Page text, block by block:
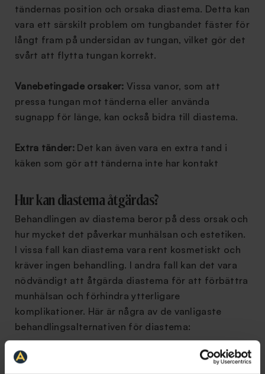
tändernas position och orsaka diastema. Detta kan
vara ett särskilt problem om tungbandet fäster för
långt fram på undersidan av tungan, vilket gör det
svårt att flytta tungan korrekt.
Vanebetingade orsaker: Vissa vanor, som att
pressa tungan mot tänderna eller använda
sugnapp för länge, kan också bidra till diastema.
Extra tänder:Det kan även vara en extra tand i
käken som gör att tänderna inte har kontakt
Hur kan diastema åtgärdas?
Behandlingen av diastema beror på dess orsak och
hur mycket det påverkar munhälsan och estetiken.
I vissa fall kan diastema vara rent kosmetiskt och
kräver ingen behandling. I andra fall kan det vara
nödvändigt att åtgärda diastema för att förbättra
munhälsan och förhindra ytterligare
komplikationer. Här är några av de vanligaste
behandlingsalternativen för diastema:
Tandreglering:
I vissa fall kan diastema åtgärdas